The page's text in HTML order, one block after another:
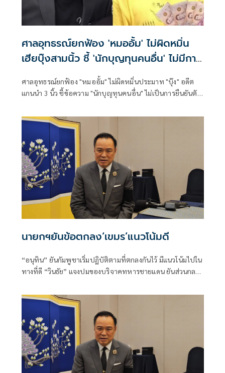
ศาลอุทธรณ์ยกฟ้อง 'หมออั้ม' ไม่ผิดหมิ่น
เฮียบุ๊งสามนิ้ว ชี้ 'นักบุญทุนคนอื่น' ไม่มีการ
ศาลอุทธรณ์ยกฟ้อง "หมออั้ม" ไม่ผิดหมิ่นประมาท "บุ๊ง" อดีต
เเกนนำ 3 นิ้ว ชี้ข้อความ "นักบุญทุนคนอื่น" ไม่เป็นการยืนยันตัว
บริจาคเงินม็อบสามนิ้ว
นายกฯยันข้อตกลง‘เขมร’แนวโน้มดี
“อนุทิน” ยันกัมพูชาเริ่มปฏิบัติตามที่ตกลงกันไว้ มีแนวโน้มไปใน
ทางที่ดี “วินธัย” แจงปมของบริจาคทหารชายแดน ยันส่วนกลาง